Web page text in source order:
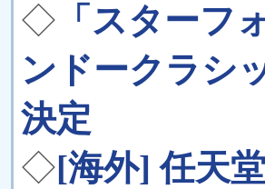
◇ 「スターフ
ンドークラシ
決定
◇[海外] 任天